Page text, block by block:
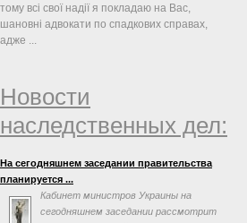
тому всі свої надії я покладаю на Вас,
шановні адвокати по спадкових справах,
адже ...
Новости
наследственных дел:
На сегодняшнем заседании правительства
планируется ...
Кабинет министров Украины на
сегодняшнем заседании рассмотрит